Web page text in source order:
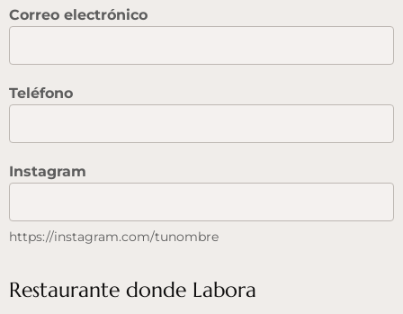
Correo electrónico
Teléfono
Instagram
https://instagram.com/tunombre
Restaurante donde Labora